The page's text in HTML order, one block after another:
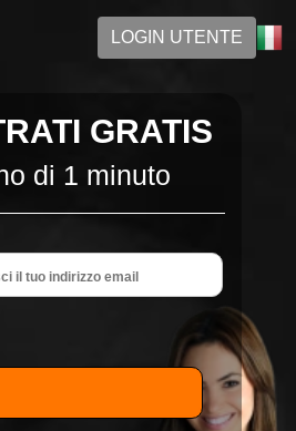
LOGIN UTENTE
GRATIS
di 1 minuto